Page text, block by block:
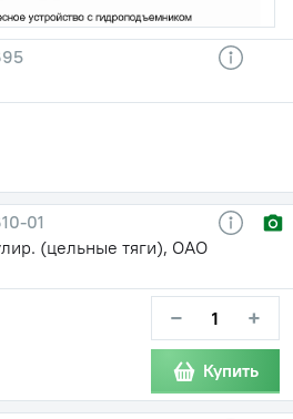
01
(цельные тяги), ОАО
− +
Купить